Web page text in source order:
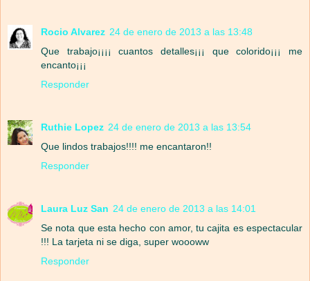
Rocio Alvarez 24 de enero de 2013 a las 13:48
Que trabajo¡¡¡¡ cuantos detalles¡¡¡ que colorido¡¡¡ me
encanto¡¡¡
Responder
Ruthie Lopez 24 de enero de 2013 a las 13:54
Que lindos trabajos!!!! me encantaron!!
Responder
Laura Luz San 24 de enero de 2013 a las 14:01
Se nota que esta hecho con amor, tu cajita es espectacular
!!! La tarjeta ni se diga, super woooww
Responder